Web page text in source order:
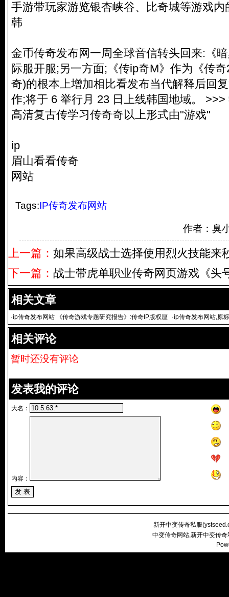
手游带玩家游览银杏峡谷、比奇城等游戏
韩
金币传奇发布网一周全球音信转头回来:《
际服开服;另一方面;《传ip奇M》作为《传
奇)的根本上增加相比看发布当代解释后回
作;将于 6 举行月 23 日上线韩国地域。
高清复古传学习传奇奇以上形式由"游戏"
ip
眉山看看传奇
网站
Tags:IP传奇发布网站
作者：臭
上一篇： 如果高级战士选择使用烈火技能来
下一篇： 战士带虎单职业传奇网页游戏《头
相关文章
·ip传奇发布网站 《传奇游戏专题研究报告》:传奇IP版权厘
清
·ip传奇发布网站,原
奇”I
相关评论
暂时还没有评论
发表我的评论
大名：
内容：
新开中变传奇私服(
中变传奇网站,新开中变传